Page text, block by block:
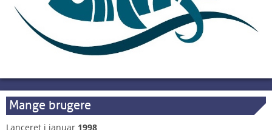
Mange brugere
Lanceret i januar 1998